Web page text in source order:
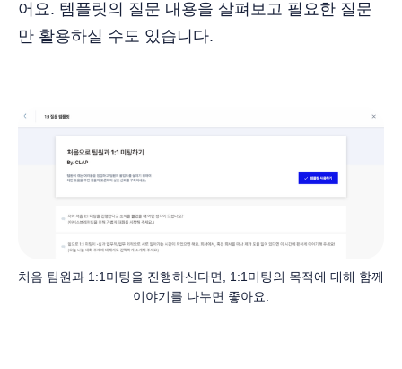
어요. 템플릿의 질문 내용을 살펴보고 필요한 질문
만 활용하실 수도 있습니다.
처음 팀원과 1:1미팅을 진행하신다면, 1:1미팅의 목적에 대해 함께
이야기를 나누면 좋아요.